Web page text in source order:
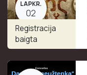
LAPKR.
02
Registracija
baigta